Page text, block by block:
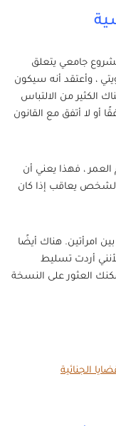
جامعي يتعلق
، وأعتقد أنه سيكون
الكثير من الالتباس
أو لا أتفق مع القانون
، فهذا يعني أن
الشخص يعاقب إذا كان
امرأتين. هناك أيضًا
أردت تسليط
العثور على النسخة
الجنائية